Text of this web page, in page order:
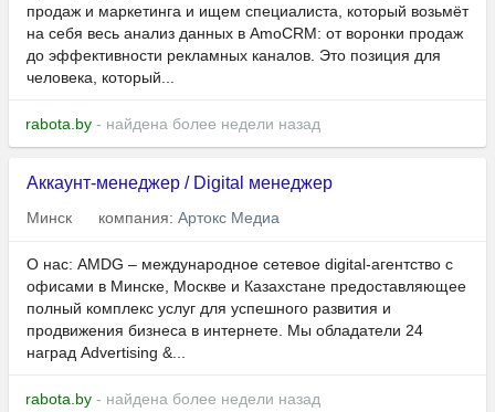
продаж и маркетинга и ищем специалиста, который возьмёт
на себя весь анализ данных в AmoCRM: от воронки продаж
до эффективности рекламных каналов. Это позиция для
человека, который...
rabota.by - найдена более недели назад
Аккаунт-менеджер / Digital менеджер
Минск компания: Артокс Медиа
О нас: AMDG – международное сетевое digital-агентство с
офисами в Минске, Москве и Казахстане предоставляющее
полный комплекс услуг для успешного развития и
продвижения бизнеса в интернете. Мы обладатели 24
наград Advertising &...
rabota.by - найдена более недели назад